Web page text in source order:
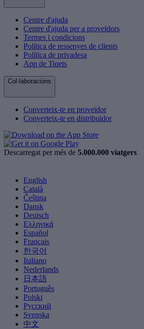
Centre d'ajuda
Centre d'ajuda per a proveïdors
Termes i condicions
Política de ressenyes de clients
Política de privadesa
App de Tiqets
Col·laboracions
Converteix-te en proveïdor
Converteix-te en distribuïdor
Descarregat per més de 5.000.000 viatgers
English
Català
Čeština
Dansk
Deutsch
Ελληνικά
Español
Français
한국어
Italiano
Nederlands
日本語
Português
Polski
Русский
Svenska
中文